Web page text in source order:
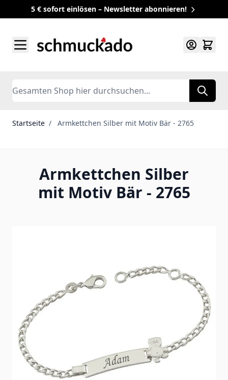
5 € sofort einlösen – Newsletter abonnieren!
Search
Startseite / Armkettchen Silber mit Motiv Bär - 2765
Armkettchen Silber
mit Motiv Bär - 2765